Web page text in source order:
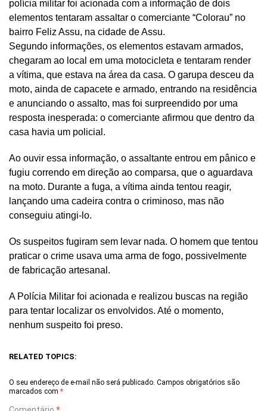
polícia militar foi acionada com a informação de dois
elementos tentaram assaltar o comerciante “Colorau” no
bairro Feliz Assu, na cidade de Assu.
Segundo informações, os elementos estavam armados,
chegaram ao local em uma motocicleta e tentaram render
a vítima, que estava na área da casa. O garupa desceu da
moto, ainda de capacete e armado, entrando na residência
e anunciando o assalto, mas foi surpreendido por uma
resposta inesperada: o comerciante afirmou que dentro da
casa havia um policial.
Ao ouvir essa informação, o assaltante entrou em pânico e
fugiu correndo em direção ao comparsa, que o aguardava
na moto. Durante a fuga, a vítima ainda tentou reagir,
lançando uma cadeira contra o criminoso, mas não
conseguiu atingi-lo.
Os suspeitos fugiram sem levar nada. O homem que tentou
praticar o crime usava uma arma de fogo, possivelmente
de fabricação artesanal.
A Polícia Militar foi acionada e realizou buscas na região
para tentar localizar os envolvidos. Até o momento,
nenhum suspeito foi preso.
RELATED TOPICS:
O seu endereço de e-mail não será publicado. Campos obrigatórios são
marcados com *